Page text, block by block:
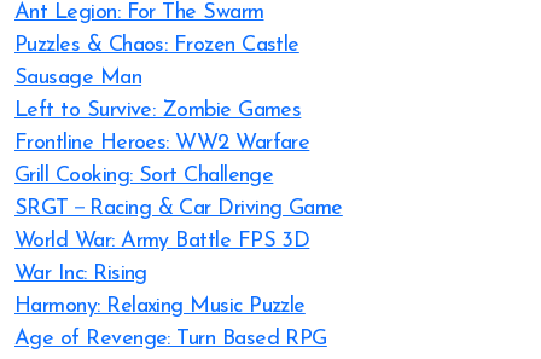
Ant Legion: For The Swarm
Puzzles & Chaos: Frozen Castle
Sausage Man
Left to Survive: Zombie Games
Frontline Heroes: WW2 Warfare
Grill Cooking: Sort Challenge
SRGT－Racing & Car Driving Game
World War: Army Battle FPS 3D
War Inc: Rising
Harmony: Relaxing Music Puzzle
Age of Revenge: Turn Based RPG